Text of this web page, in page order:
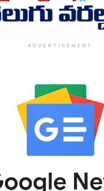
ADVERTISEMENT